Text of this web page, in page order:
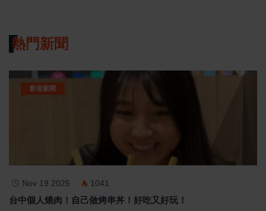
熱門新聞
影音新聞
Nov 19 2025 1041
台中個人燒肉！自己做烤串丼！好吃又好玩！